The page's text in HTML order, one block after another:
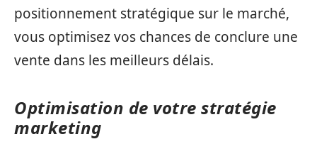
positionnement stratégique sur le marché,
vous optimisez vos chances de conclure une
vente dans les meilleurs délais.
Optimisation de votre stratégie
marketing